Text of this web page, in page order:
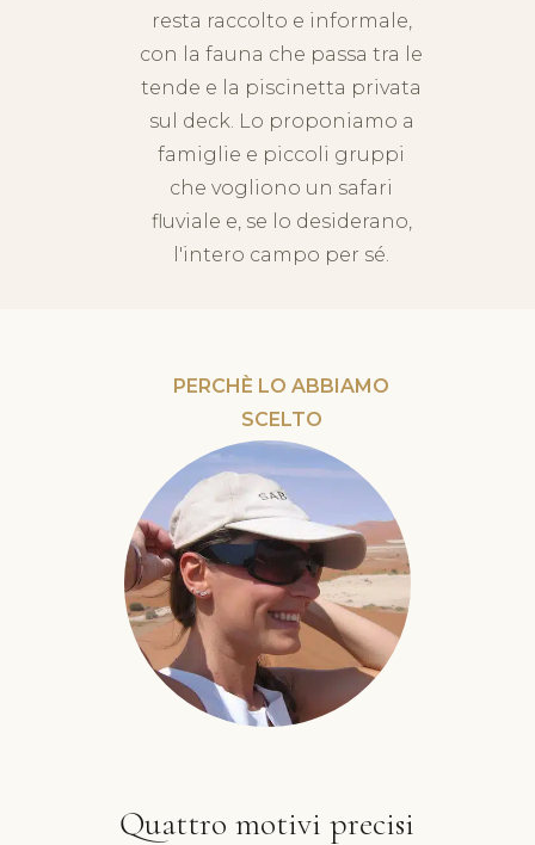
resta raccolto e informale,
con la fauna che passa tra le
tende e la piscinetta privata
sul deck. Lo proponiamo a
famiglie e piccoli gruppi
che vogliono un safari
fluviale e, se lo desiderano,
l'intero campo per sé.
PERCHÈ LO ABBIAMO
SCELTO
Quattro motivi precisi